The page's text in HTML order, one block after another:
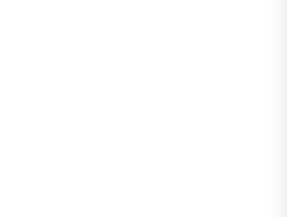
hos JKS i Esbjerg og skab værdi